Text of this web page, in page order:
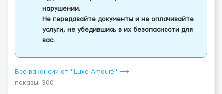
нарушении.
Не передавайте документы и не оплачивайте
услуги, не убедившись в их безопасности для
вас.
Все вакансии от "Luxe Amouré" ⟶
показы: 300